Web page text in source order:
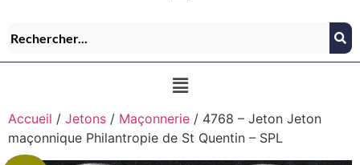
Accueil / Jetons / Maçonnerie / 4768 – Jeton Jeton
maçonnique Philantropie de St Quentin – SPL